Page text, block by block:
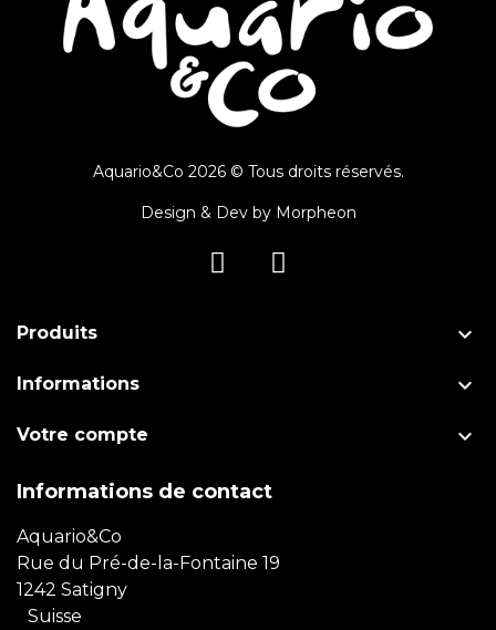
Aquario&Co 2026 © Tous droits réservés.
Design & Dev by Morpheon
Produits 
Informations 
Votre compte 
Informations de contact
Aquario&Co
Rue du Pré-de-la-Fontaine 19
1242 Satigny
Suisse